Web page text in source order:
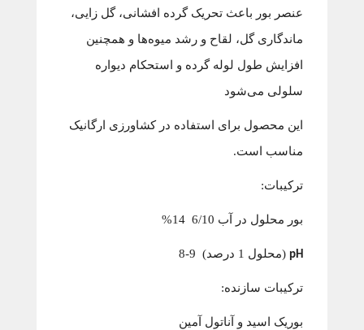
عنصر بور باعث تحریک گرده افشانی، گل زایی،
ماندگاری گل، لقاح و رشد میوه‌ها و همچنین
افزایش طول لوله گرده و استحکام دیواره
سلولی می‌شود
این محصول برای استفاده در کشاورزی ارگانیک
مناسب است.
ترکیبات:
بور محلول در آب 6/10 14%
pH (محلول 1 درصد) 9-8
ترکیبات سازنده:
بوریک اسید و آناتول آمین